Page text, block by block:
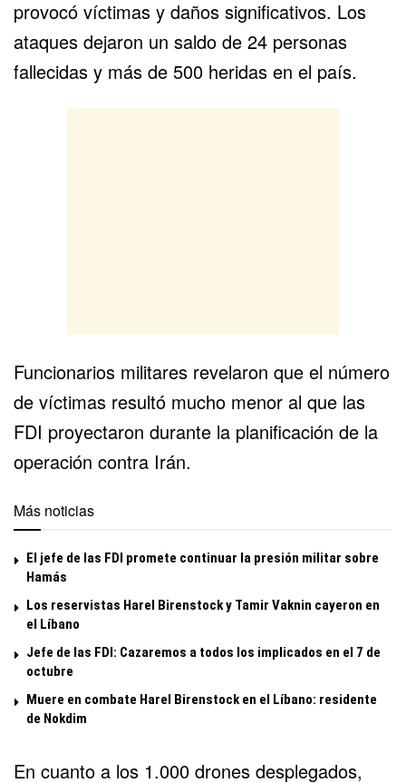
provocó víctimas y daños significativos. Los
ataques dejaron un saldo de 24 personas
fallecidas y más de 500 heridas en el país.
Funcionarios militares revelaron que el número
de víctimas resultó mucho menor al que las
FDI proyectaron durante la planificación de la
operación contra Irán.
Más noticias
El jefe de las FDI promete continuar la presión militar sobre
Hamás
Los reservistas Harel Birenstock y Tamir Vaknin cayeron en
el Líbano
Jefe de las FDI: Cazaremos a todos los implicados en el 7 de
octubre
Muere en combate Harel Birenstock en el Líbano: residente
de Nokdim
En cuanto a los 1.000 drones desplegados,